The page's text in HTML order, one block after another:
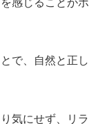
で、自然と正し
気にせず、リラ